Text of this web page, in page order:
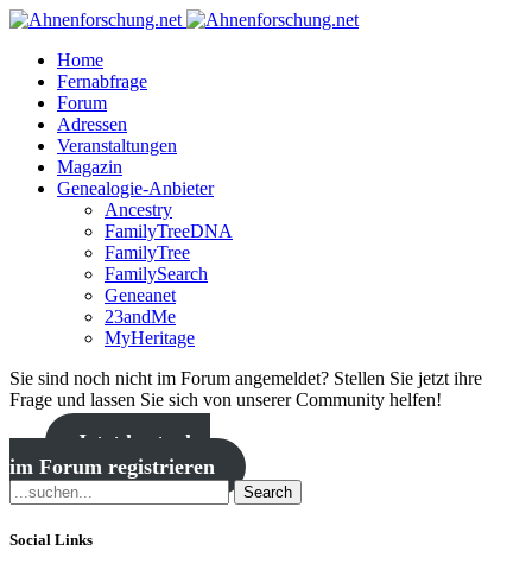
Home
Fernabfrage
Forum
Adressen
Veranstaltungen
Magazin
Genealogie-Anbieter
Ancestry
FamilyTreeDNA
FamilyTree
FamilySearch
Geneanet
23andMe
MyHeritage
Sie sind noch nicht im Forum angemeldet? Stellen Sie jetzt ihre
Frage und lassen Sie sich von unserer Community helfen!
Jetzt kostenlos
im Forum registrieren
Search
Social Links